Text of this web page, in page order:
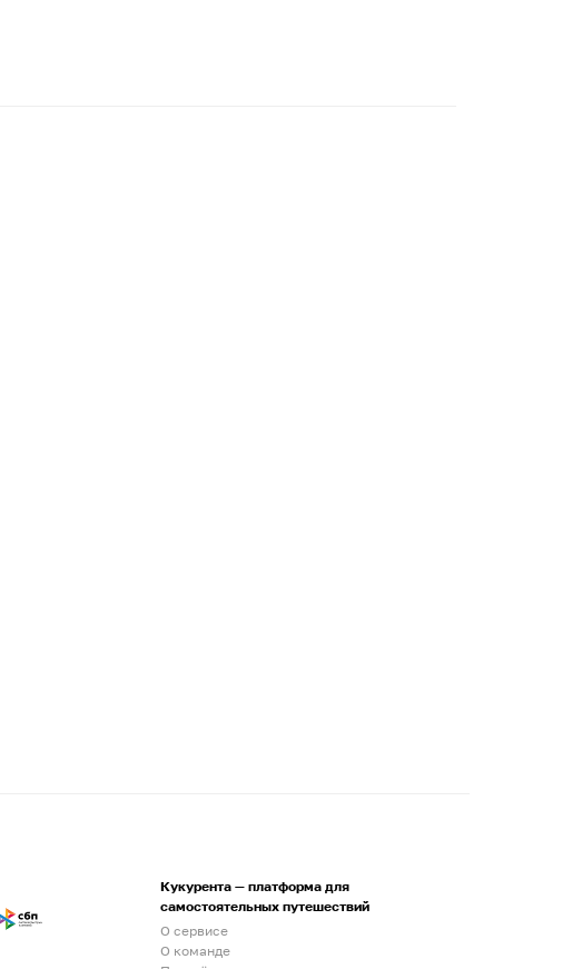
Кукурента — платформа для
самостоятельных путешествий
О сервисе
О команде